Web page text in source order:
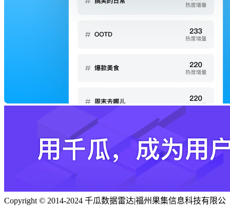
Copyright © 2014-2024 千瓜数据雷达|福州果集信息科技有限公